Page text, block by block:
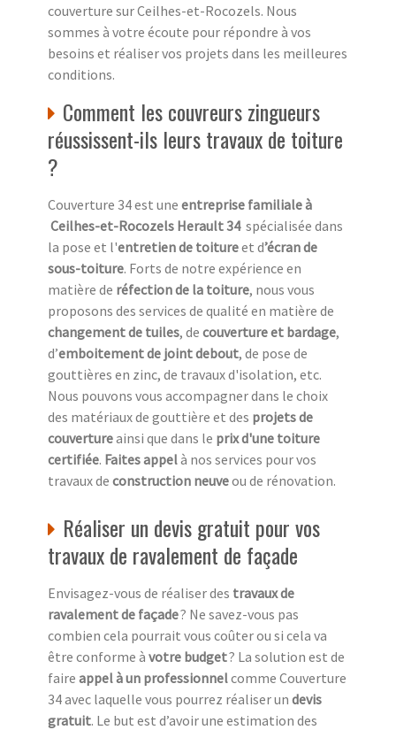
couverture sur Ceilhes-et-Rocozels. Nous
sommes à votre écoute pour répondre à vos
besoins et réaliser vos projets dans les meilleures
conditions.
Comment les couvreurs zingueurs
réussissent-ils leurs travaux de toiture
?
Couverture 34 est une entreprise familiale à
Ceilhes-et-Rocozels Herault 34 spécialisée dans
la pose et l'entretien de toitureet d’écran de
sous-toiture. Forts de notre expérience en
matière de réfection de la toiture, nous vous
proposons des services de qualité en matière de
changement de tuiles, de couverture et bardage,
d’emboitement de joint debout, de pose de
gouttières en zinc, de travaux d'isolation, etc.
Nous pouvons vous accompagner dans le choix
des matériaux de gouttière et des projets de
couvertureainsi que dans le prix d'une toiture
certifiée. Faites appelà nos services pour vos
travaux de construction neuveou de rénovation.
Réaliser un devis gratuit pour vos
travaux de ravalement de façade
Envisagez-vous de réaliser des travaux de
ravalement de façade? Ne savez-vous pas
combien cela pourrait vous coûter ou si cela va
être conforme à votre budget? La solution est de
faire appel à un professionnelcomme Couverture
34 avec laquelle vous pourrez réaliser un devis
gratuit. Le but est d’avoir une estimation des